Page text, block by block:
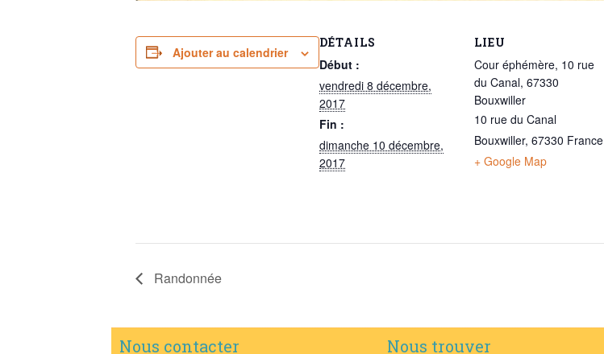
Ajouter au calendrier
DÉTAILS
Début :
vendredi 8 décembre,
2017
Fin :
dimanche 10 décembre,
2017
LIEU
Cour éphémère, 10 rue
du Canal, 67330
Bouxwiller
10 rue du Canal
Bouxwiller, 67330 France
+ Google Map
Randonnée
Nous contacter Nous trouver